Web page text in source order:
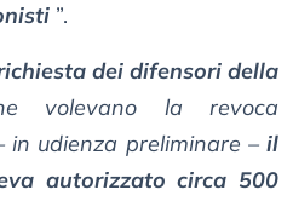
”.
dei difensori della
la revoca
in udienza preliminare – il
autorizzato circa 500